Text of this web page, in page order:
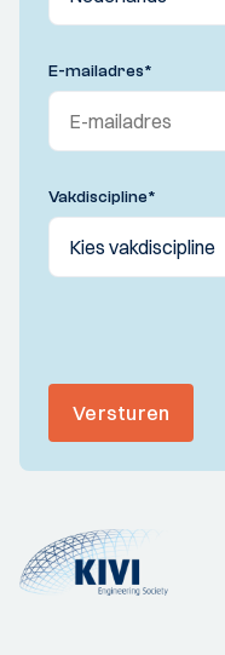
E-mailadres*
Vakdiscipline*
Versturen